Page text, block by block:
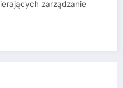
zarządzanie